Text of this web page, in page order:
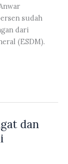
sudah
dari
(ESDM).
dan